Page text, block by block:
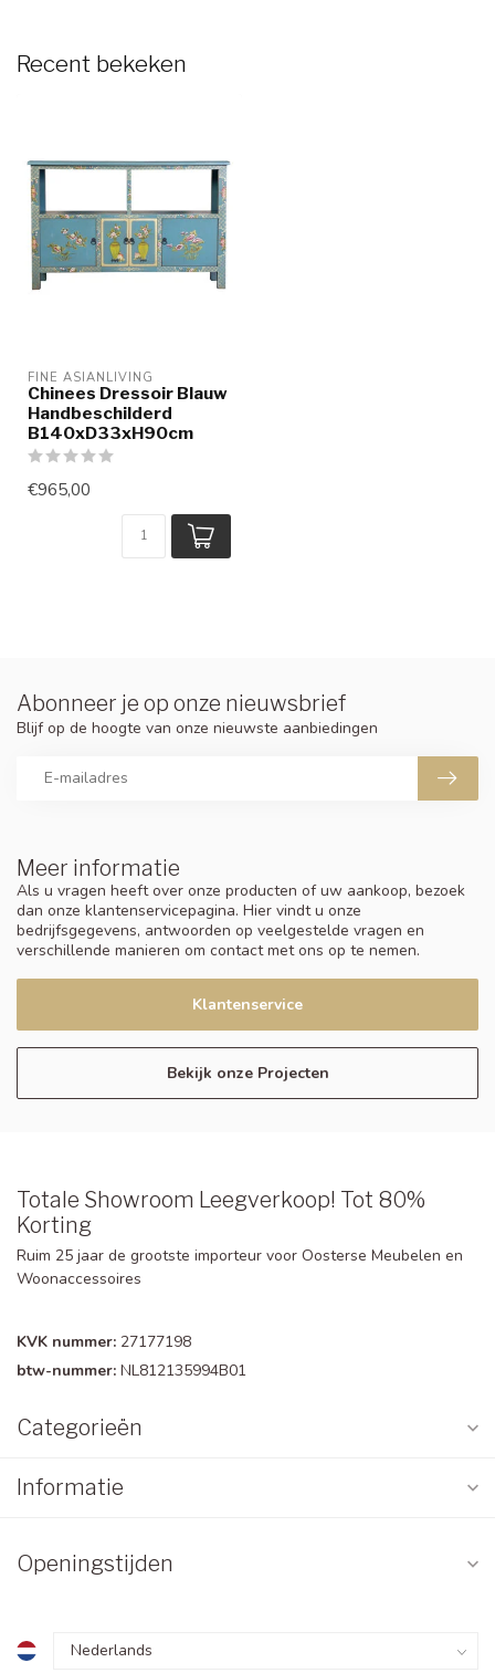
Recent bekeken
FINE ASIANLIVING
Chinees Dressoir Blauw
Handbeschilderd
B140xD33xH90cm
€965,00
Meer informatie
Als u vragen heeft over onze producten of uw aankoop, bezoek
dan onze klantenservicepagina. Hier vindt u onze
bedrijfsgegevens, antwoorden op veelgestelde vragen en
verschillende manieren om contact met ons op te nemen.
Klantenservice
Bekijk onze Projecten
Abonneer je op onze nieuwsbrief
Blijf op de hoogte van onze nieuwste aanbiedingen
Totale Showroom Leegverkoop! Tot 80%
Korting
Ruim 25 jaar de grootste importeur voor Oosterse Meubelen en
Woonaccessoires
KVK nummer: 27177198
btw-nummer: NL812135994B01
Categorieën
Informatie
Openingstijden